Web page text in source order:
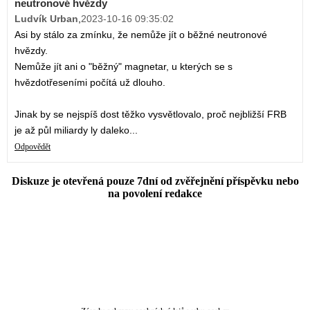
neutronové hvězdy
Ludvík Urban,2023-10-16 09:35:02
Asi by stálo za zmínku, že nemůže jít o běžné neutronové
hvězdy.
Nemůže jít ani o "běžný" magnetar, u kterých se s
hvězdotřeseními počítá už dlouho.
Jinak by se nejspíš dost těžko vysvětlovalo, proč nejbližší FRB
je až půl miliardy ly daleko...
Odpovědět
Diskuze je otevřená pouze 7dní od zvěřejnění příspěvku nebo
na povolení redakce